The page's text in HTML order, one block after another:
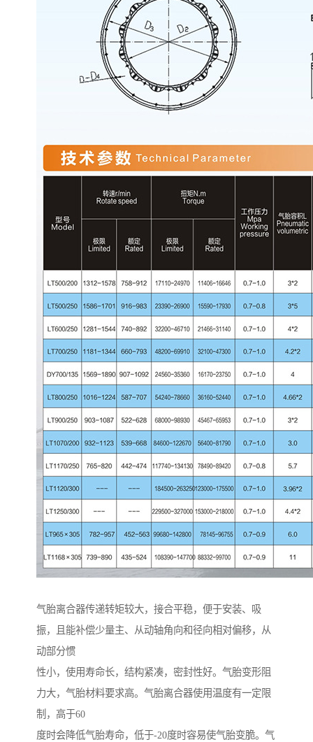
气胎离合器传递转矩较大，接合平稳，便于安装、吸
振，且能补偿少量主、从动轴角向和径向相对偏移，从
动部分惯
性小，使用寿命长，结构紧凑，密封性好。气胎变形阻
力大，气胎材料要求高。气胎离合器使用温度有一定限
制，高于60
度时会降低气胎寿命，低于-20度时容易使气胎变脆。气